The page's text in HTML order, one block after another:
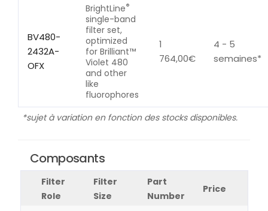
BV480-
2432A-
OFX
BrightLine®
single-band
filter set,
optimized
for Brilliant™
Violet 480
and other
like
fluorophores
1
764,00€
4 - 5
semaines*
*sujet à variation en fonction des stocks disponibles.
Composants
Filter
Role
Filter
Size
Part
Number
Price